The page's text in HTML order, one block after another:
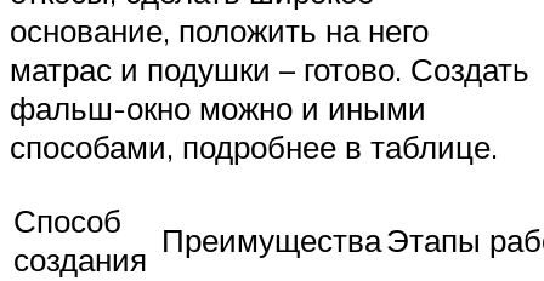
основание, положить на него
матрас и подушки – готово. Создать
фальш-окно можно и иными
способами, подробнее в таблице.
Способ
создания ПреимуществаЭтапы